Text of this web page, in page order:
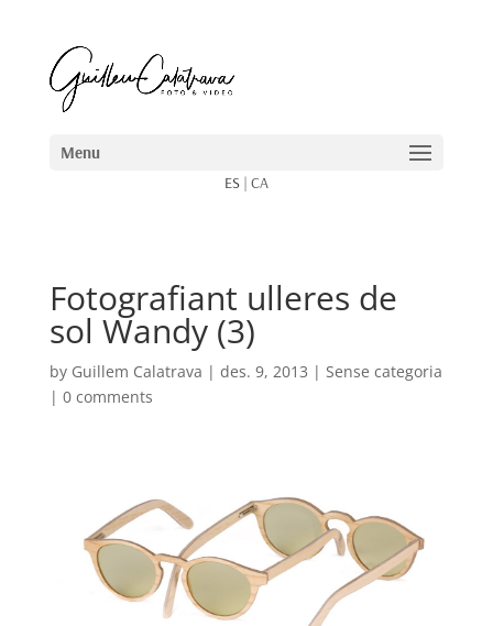
ES| CA
Fotografiant ulleres de
sol Wandy (3)
by Guillem Calatrava | des. 9, 2013 | Sense categoria
| 0 comments